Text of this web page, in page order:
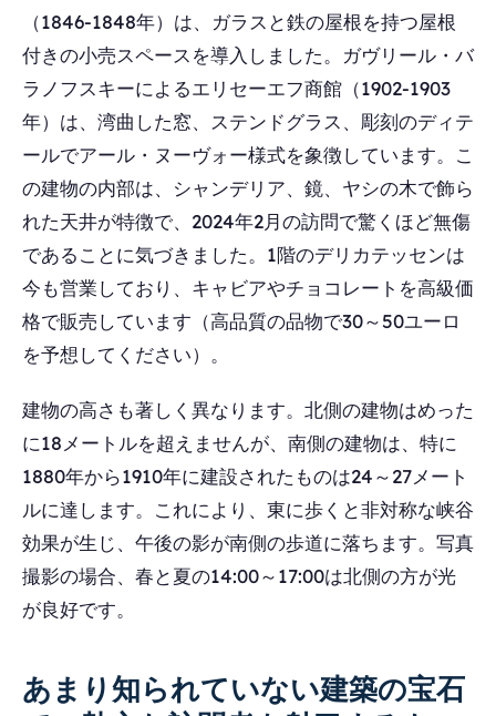
（1846-1848年）は、ガラスと鉄の屋根を持つ屋根
付きの小売スペースを導入しました。ガヴリール・バ
ラノフスキーによるエリセーエフ商館（1902-1903
年）は、湾曲した窓、ステンドグラス、彫刻のディテ
ールでアール・ヌーヴォー様式を象徴しています。こ
の建物の内部は、シャンデリア、鏡、ヤシの木で飾ら
れた天井が特徴で、2024年2月の訪問で驚くほど無傷
であることに気づきました。1階のデリカテッセンは
今も営業しており、キャビアやチョコレートを高級価
格で販売しています（高品質の品物で30～50ユーロ
を予想してください）。
建物の高さも著しく異なります。北側の建物はめった
に18メートルを超えませんが、南側の建物は、特に
1880年から1910年に建設されたものは24～27メート
ルに達します。これにより、東に歩くと非対称な峡谷
効果が生じ、午後の影が南側の歩道に落ちます。写真
撮影の場合、春と夏の14:00～17:00は北側の方が光
が良好です。
あまり知られていない建築の宝石